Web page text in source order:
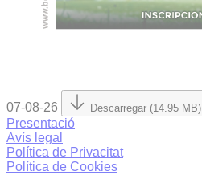
07-08-26 Descarregar (14.95 MB)
Presentació
Avís legal
Política de Privacitat
Política de Cookies